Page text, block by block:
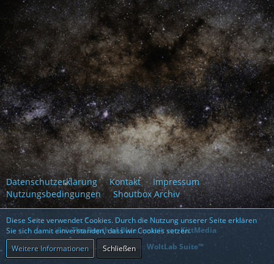
Datenschutzerklärung Kontakt
Impressum
Nutzungsbedingungen
Shoutbox Archiv
Stil:The Depth of Blue, erstellt vonKittMedia
Community-Software: WoltLab Suite™
Diese Seite verwendet Cookies. Durch die Nutzung unserer Seite erklären
Sie sich damit einverstanden, dass wir Cookies setzen.
Weitere Informationen
Schließen